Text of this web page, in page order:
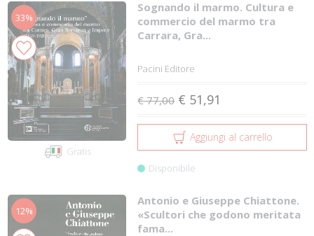
33%
Gratis
Sognando il marmo. Cultura e
commercio del marmo tra
Carrara, Gra...
Pacini Editore
€ 77,00 € 51,91
Aggiungi al carrello
Disponibile
12%
Antonio e Giuseppe Chiattone.
«Scultori che godono meritata
fama...